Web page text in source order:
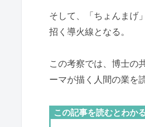
そして、「ちょんまげ
招く導火線となる。
この考察では、博士の
ーマが描く人間の業を
この記事を読むとわか